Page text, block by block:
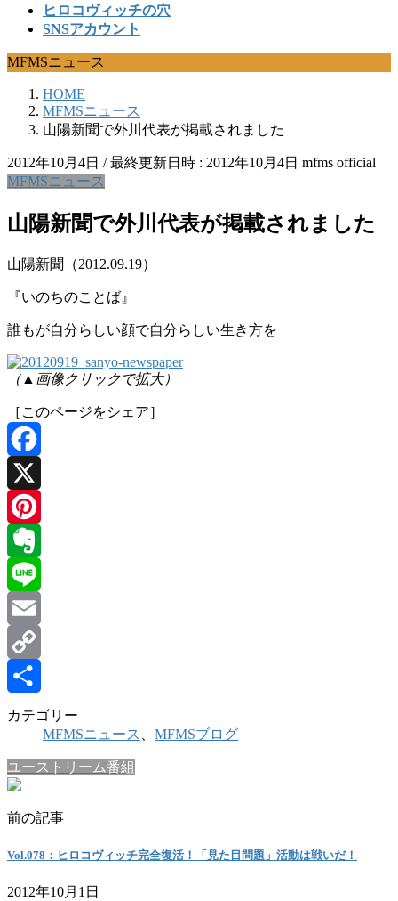
ヒロコヴィッチの穴
SNSアカウント
MFMSニュース
HOME
MFMSニュース
山陽新聞で外川代表が掲載されました
2012年10月4日 / 最終更新日時 : 2012年10月4日 mfms official
MFMSニュース
山陽新聞で外川代表が掲載されました
山陽新聞（2012.09.19）
『いのちのことば』
誰もが自分らしい顔で自分らしい生き方を
（▲画像クリックで拡大）
［このページをシェア］
Facebook
X
Pinterest
Evernote
Line
Email
Copy
Link
共
カテゴリー
MFMSニュース
MFMSブログ
ユーストリーム番組
前の記事
Vol.078：ヒロコヴィッチ完全復活！「見た目問題」活動は戦いだ！
2012年10月1日